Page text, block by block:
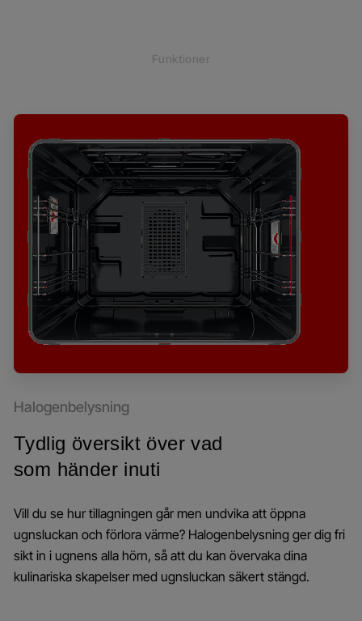
Funktioner
Halogenbelysning
Tydlig översikt över vad
som händer inuti
Vill du se hur tillagningen går men undvika att öppna
ugnsluckan och förlora värme? Halogenbelysning ger dig fri
sikt in i ugnens alla hörn, så att du kan övervaka dina
kulinariska skapelser med ugnsluckan säkert stängd.